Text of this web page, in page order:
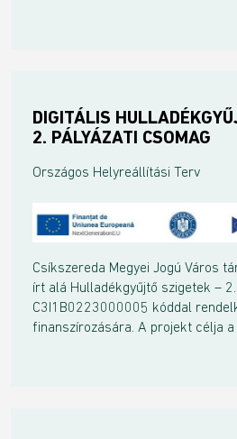
DIGITÁLIS
2. PÁLYÁZATI CSOMAG
Országos Helyreállítási Terv
Csíkszereda Megyei Jogú Város
írt alá Hulladékgyűjtő szigetek –
C3I1B0223000005 kóddal
finanszírozására. A projekt célja a